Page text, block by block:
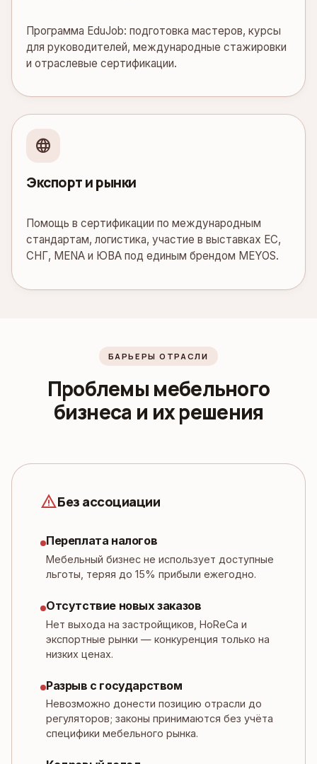
Программа EduJob: подготовка мастеров, курсы
для руководителей, международные стажировки
и отраслевые сертификации.
language
Экспорт и рынки
Помощь в сертификации по международным
стандартам, логистика, участие в выставках ЕС,
СНГ, MENA и ЮВА под единым брендом MEYOS.
БАРЬЕРЫ ОТРАСЛИ
Проблемы мебельного
бизнеса и их решения
warningБез ассоциации
Переплата налогов
Мебельный бизнес не использует доступные
льготы, теряя до 15% прибыли ежегодно.
Отсутствие новых заказов
Нет выхода на застройщиков, HoReCa и
экспортные рынки — конкуренция только на
низких ценах.
Разрыв с государством
Невозможно донести позицию отрасли до
регуляторов; законы принимаются без учёта
специфики мебельного рынка.